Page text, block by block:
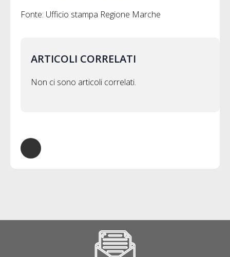
Fonte: Ufficio stampa Regione Marche
ARTICOLI CORRELATI
Non ci sono articoli correlati.